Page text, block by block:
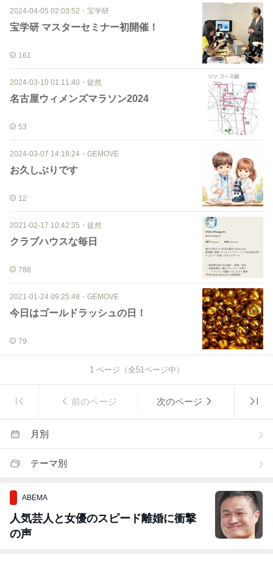
2024-04-05 02:03:52 ・ 宝学研
宝学研 マスターセミナー初開催！
161
2024-03-10 01:11:40 ・ 徒然
名古屋ウィメンズマラソン2024
53
2024-03-07 14:18:24 ・ GEMOVE
お久しぶりです
12
2021-02-17 10:42:35 ・ 徒然
クラブハウスな毎日
788
2021-01-24 09:25:48 ・ GEMOVE
今日はゴールドラッシュの日！
79
1ページ（全51ページ中）
前のページ 次のページ
月別
テーマ別
ABEMA
人気芸人と女優のスピード離婚に衝撃
の声